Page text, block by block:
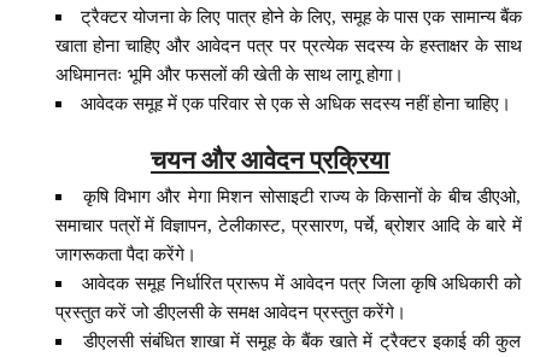
ट्रैक्टर योजना के लिए पात्र होने के लिए, समूह के पास एक सामान्य बैंक
खाता होना चाहिए और आवेदन पत्र पर प्रत्येक सदस्य के हस्ताक्षर के साथ
अधिमानतः भूमि और फसलों की खेती के साथ लागू होगा।
आवेदक समूह में एक परिवार से एक से अधिक सदस्य नहीं होना चाहिए।
चयन और आवेदन प्रक्रिया
कृषि विभाग और मेगा मिशन सोसाइटी राज्य के किसानों के बीच डीएओ,
समाचार पत्रों में विज्ञापन, टेलीकास्ट, प्रसारण, पर्चे, ब्रोशर आदि के बारे में
जागरूकता पैदा करेंगे।
आवेदक समूह निर्धारित प्रारूप में आवेदन पत्र जिला कृषि अधिकारी को
प्रस्तुत करें जो डीएलसी के समक्ष आवेदन प्रस्तुत करेंगे।
डीएलसी संबंधित शाखा में समूह के बैंक खाते में ट्रैक्टर इकाई की कुल